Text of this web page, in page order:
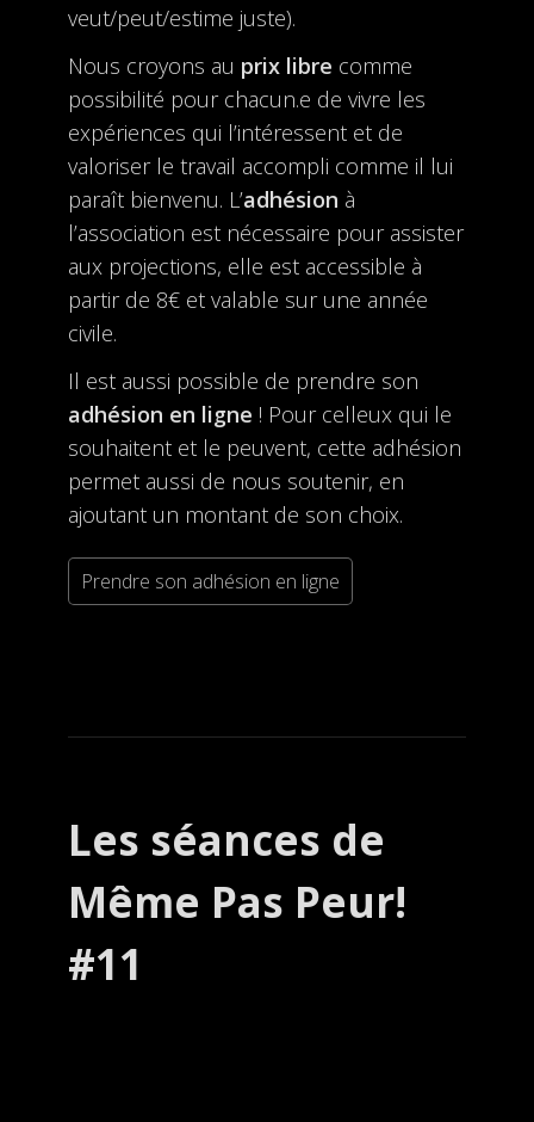
veut/peut/estime juste).
Nous croyons au prix libre comme
possibilité pour chacun.e de vivre les
expériences qui l’intéressent et de
valoriser le travail accompli comme il lui
paraît bienvenu. L’adhésion à
l’association est nécessaire pour assister
aux projections, elle est accessible à
partir de 8€ et valable sur une année
civile.
Il est aussi possible de prendre son
adhésion en ligne ! Pour celleux qui le
souhaitent et le peuvent, cette adhésion
permet aussi de nous soutenir, en
ajoutant un montant de son choix.
Prendre son adhésion en ligne
Les séances de
Même Pas Peur!
#11